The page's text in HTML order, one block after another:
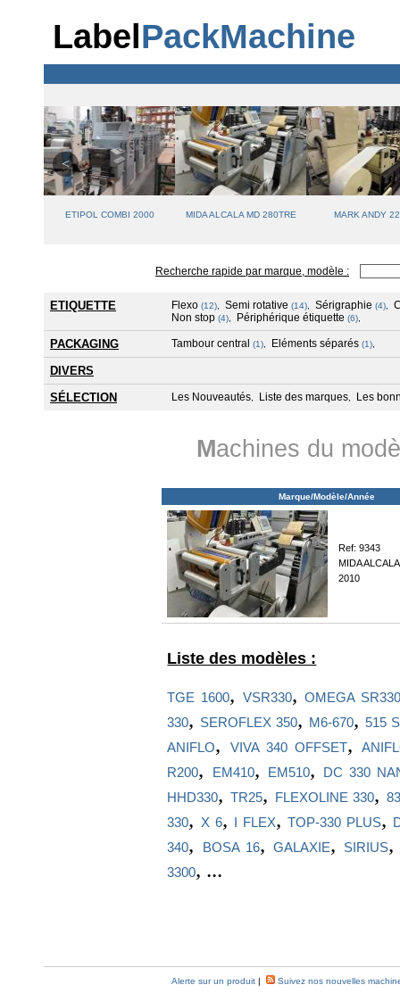
Label PackMachine
ETIPOL COMBI 2000 MIDA ALCALA MD 280TRE MARK ANDY
Recherche rapide par marque, modèle :
ETIQUETTE Flexo (12) Semi rotative (14) Sérigraphie (4)
Non stop (4) Périphérique étiquette (6)
PACKAGING Tambour central (1) Eléments séparés (1)
DIVERS
SÉLECTION
Les Nouveautés Liste des marques Les
Machines du
Marque/Modèle/Année
Ref: 9343
MIDA
2010
Liste des modèles :
TGE 1600, VSR330,OMEGA
330, SEROFLEX 350, M6-670,515
ANIFLO, VIVA 340 OFFSET,
R200, EM410, EM510,
DC 330
HHD330, TR25, FLEXOLINE 330,
330, X 6, I FLEX,TOP-330 PLUS,
340, BOSA 16, GALAXIE, SIRIUS
3300, ...
Alerte sur un produit | Suivez nos nouvelles